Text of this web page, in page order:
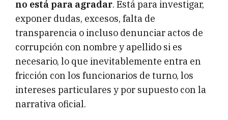
no está para agradar. Está para investigar,
exponer dudas, excesos, falta de
transparencia o incluso denunciar actos de
corrupción con nombre y apellido si es
necesario, lo que inevitablemente entra en
fricción con los funcionarios de turno, los
intereses particulares y por supuesto con la
narrativa oficial.